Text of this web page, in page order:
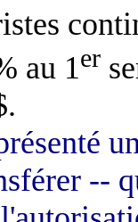
au 1er
--